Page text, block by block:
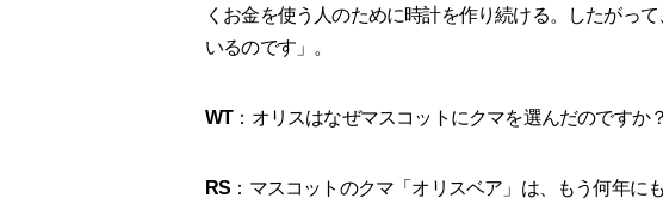
くお金を使う人のために時計を作り続ける。したがっ
いるのです」。
WT：オリスはなぜマスコットにクマを選んだのですか？
RS ：マスコットのクマ「オリスベア」は、もう何年に